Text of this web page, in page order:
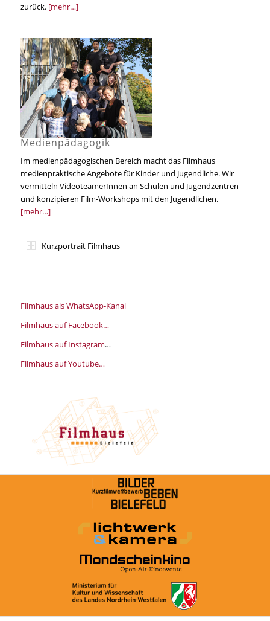
zurück. [mehr…]
Medienpädagogik
Im medienpädagogischen Bereich macht das Filmhaus
medienpraktische Angebote für Kinder und Jugendliche. Wir
vermitteln VideoteamerInnen an Schulen und Jugendzentren
und konzipieren Film-Workshops mit den Jugendlichen.
[mehr…]
Kurzportrait Filmhaus
Filmhaus als WhatsApp-Kanal
Filmhaus auf Facebook…
Filmhaus auf Instagram…
Filmhaus auf Youtube…